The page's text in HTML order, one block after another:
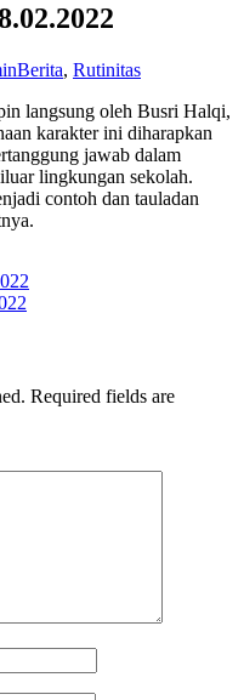
Berita, Rutinitas
langsung oleh Busri Halqi,
karakter ini diharapkan
jawab dalam
lingkungan sekolah.
contoh dan tauladan
Required fields are